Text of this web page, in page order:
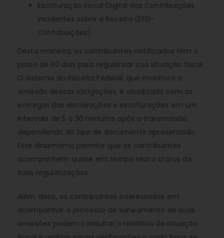
Escrituração Fiscal Digital das Contribuições
incidentes sobre a Receita (EFD-
Contribuições)
Desta maneira, os contribuintes notificados têm o
prazo de 30 dias para regularizar sua situação fiscal.
O sistema da Receita Federal, que monitora a
omissão dessas obrigações, é atualizado com as
entregas das declarações e escriturações em um
intervalo de 5 a 30 minutos após a transmissão,
dependendo do tipo de documento apresentado.
Este dinamismo permite que os contribuintes
acompanhem quase em tempo real o status de
suas regularizações.
Além disso, os contribuintes interessados em
acompanhar o processo de saneamento de suas
omissões podem consultar o relatório da situação